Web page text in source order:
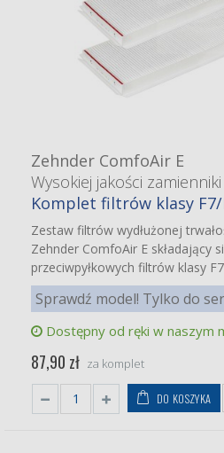
Zehnder ComfoAir E
Wysokiej jakości zamienniki
Komplet filtrów klasy F7/
Zestaw filtrów wydłużonej
Zehnder ComfoAir E składający
przeciwpyłkowych filtrów klasy
Sprawdź model! Tylko do
Dostępny od ręki w naszym
87,90 zł za komplet
DO KOSZYKA